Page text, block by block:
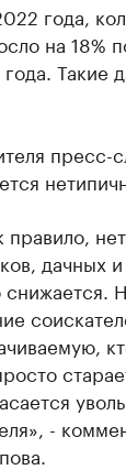
года,
на 18%
Такие
пресс-
правило,
дачных
-